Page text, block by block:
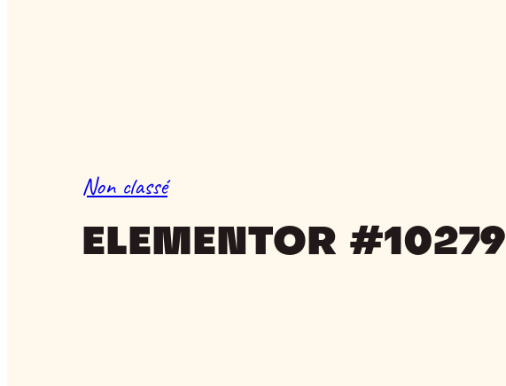
Non classé
ELEMENTOR #10279